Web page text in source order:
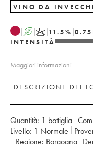
VINO DA
A K 11.5% 0.75
INTENSITÀ
Maggiori informazioni
DESCRIZIONE DEL
Quantità: 1 bottiglia
Livello: 1 Normale
Regione:
Borgogna